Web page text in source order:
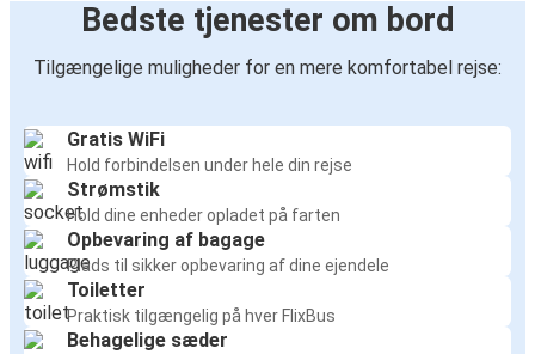
Bedste tjenester om bord
Tilgængelige muligheder for en mere komfortabel rejse:
Gratis WiFi
Hold forbindelsen under hele din rejse
Strømstik
Hold dine enheder opladet på farten
Opbevaring af bagage
Plads til sikker opbevaring af dine ejendele
Toiletter
Praktisk tilgængelig på hver FlixBus
Behagelige sæder